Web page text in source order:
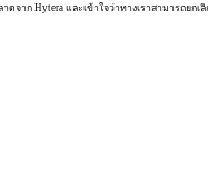
ดจาก Hytera และเข้าใจว่าทางเราสามารถย